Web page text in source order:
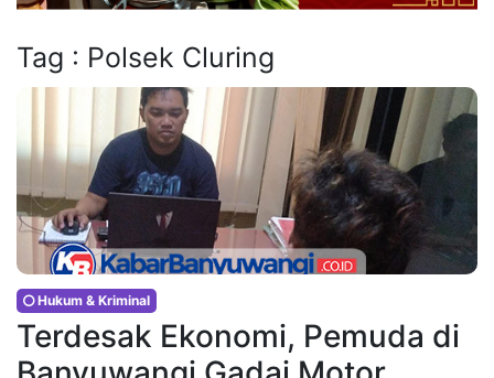
Tag : Polsek Cluring
Hukum & Kriminal
Terdesak Ekonomi, Pemuda di